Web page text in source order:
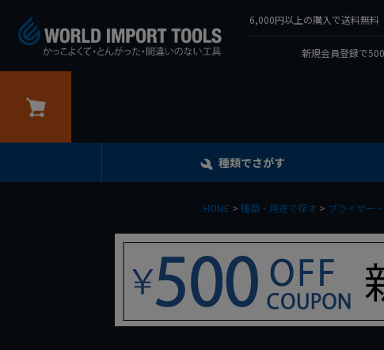
6,000円以上の購入で送料無料
新規会員登録で
種類でさがす
HOME 種類・用途で探す プライヤー